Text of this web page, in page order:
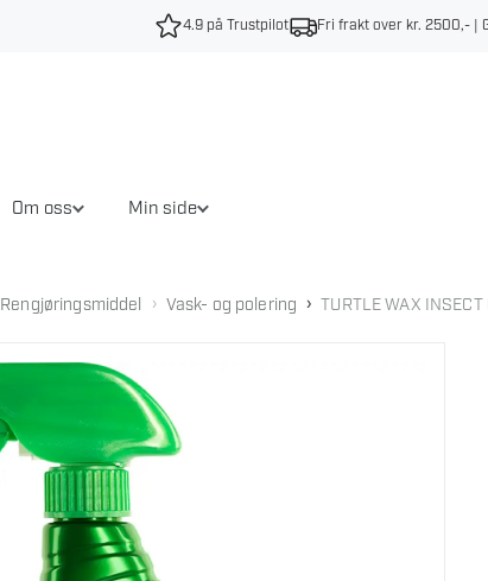
4.9 på Trustpilot Fri frakt over kr. 2500,- |
Om oss Min side
Rengjøringsmiddel › Vask- og polering › TURTLE WAX